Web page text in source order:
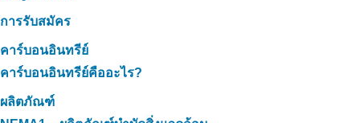
การรับสมัคร
คาร์บอนอินทรีย์
คาร์บอนอินทรีย์คืออะไร?
ผลิตภัณฑ์